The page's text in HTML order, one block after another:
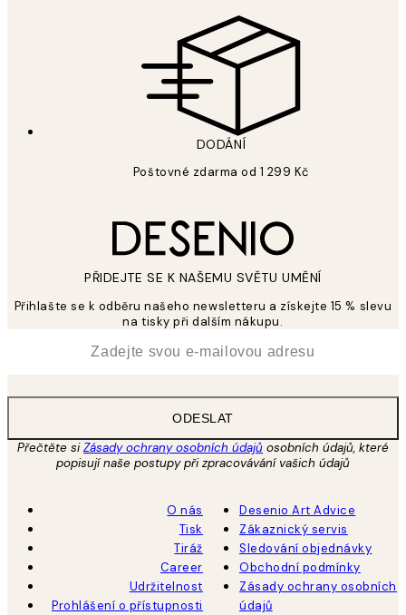
DODÁNÍ
Poštovné zdarma od 1 299 Kč
PŘIDEJTE SE K NAŠEMU SVĚTU UMĚNÍ
Přihlašte se k odběru našeho newsletteru a získejte 15 % slevu
na tisky při dalším nákupu.
ODESLAT
Přečtěte siZásady ochrany osobních údajů osobních údajů, které
popisují naše postupy při zpracovávání vašich údajů
O nás
Tisk
Tiráž
Career
Udržitelnost
Prohlášení o přístupnosti
Desenio Art Advice
Zákaznický servis
Sledování objednávky
Obchodní podmínky
Zásady ochrany osobních
údajů